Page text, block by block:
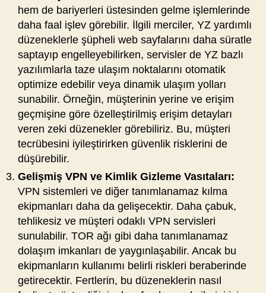
hem de bariyerleri üstesinden gelme işlemlerinde
daha faal işlev görebilir. İlgili merciler, YZ yardımlı
düzeneklerle şüpheli web sayfalarını daha süratle
saptayıp engelleyebilirken, servisler de YZ bazlı
yazılımlarla taze ulaşım noktalarını otomatik
optimize edebilir veya dinamik ulaşım yolları
sunabilir. Örneğin, müşterinin yerine ve erişim
geçmişine göre özelleştirilmiş erişim detayları
veren zeki düzenekler görebiliriz. Bu, müşteri
tecrübesini iyileştirirken güvenlik risklerini de
düşürebilir.
Gelişmiş VPN ve Kimlik Gizleme Vasıtaları:
VPN sistemleri ve diğer tanımlanamaz kılma
ekipmanları daha da gelişecektir. Daha çabuk,
tehlikesiz ve müşteri odaklı VPN servisleri
sunulabilir. TOR ağı gibi daha tanımlanamaz
dolaşım imkanları de yaygınlaşabilir. Ancak bu
ekipmanların kullanımı belirli riskleri beraberinde
getirecektir. Fertlerin, bu düzeneklerin nasıl